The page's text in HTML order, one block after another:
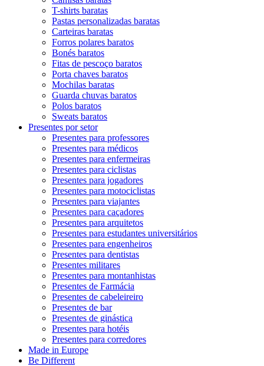
T-shirts baratas
Pastas personalizadas baratas
Carteiras baratas
Forros polares baratos
Bonés baratos
Fitas de pescoço baratos
Porta chaves baratos
Mochilas baratas
Guarda chuvas baratos
Polos baratos
Sweats baratos
Presentes por setor
Presentes para professores
Presentes para médicos
Presentes para enfermeiras
Presentes para ciclistas
Presentes para jogadores
Presentes para motociclistas
Presentes para viajantes
Presentes para caçadores
Presentes para arquitetos
Presentes para estudantes universitários
Presentes para engenheiros
Presentes para dentistas
Presentes militares
Presentes para montanhistas
Presentes de Farmácia
Presentes de cabeleireiro
Presentes de bar
Presentes de ginástica
Presentes para hotéis
Presentes para corredores
Made in Europe
Be Different